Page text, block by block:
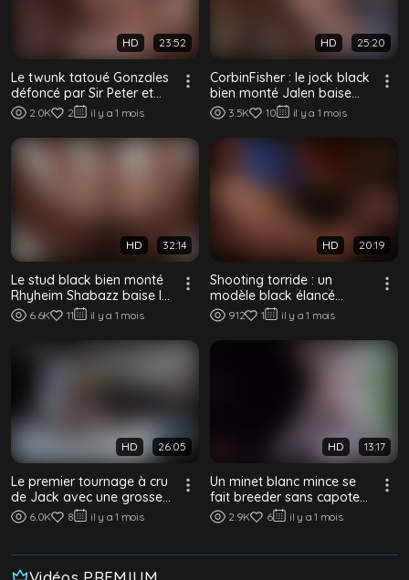
HD 23:52
Le twunk tatoué Gonzales
défoncé par Sir Peter et
Marlon Costa
2.0K 2 il y a 1 mois
HD 25:20
CorbinFisher : le jock black
bien monté Jalen baise
son college boy blanc et
lisse...
3.5K 10 il y a 1 mois
HD 32:14
Le stud black bien monté
Rhyheim Shabazz baise le
minet pâle et lisse Sage
Anson s...
6.6K 11 il y a 1 mois
HD 20:19
Shooting torride : un
modèle black élancé
encule à cru le
photographe barbu
912 1 il y a 1 mois
HD 26:05
Le premier tournage à cru
de Jack avec une grosse
bite noire
6.0K 8 il y a 1 mois
HD 13:17
Un minet blanc mince se
fait breeder sans capote
par une grosse bite black
2.9K 6 il y a 1 mois